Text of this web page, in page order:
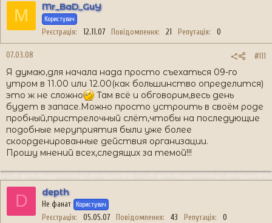
M Mr_BaD_GuY
Користувач
Реєстрація 12.11.07 Повідомлення 21 Репутація 0
07.03.08 #111
Я думаю,для начала нада просто съехаться 09-го
утром в 11.00 или 12.00(как большинство определится)
это ж не сложно
Там всё и обговорим,весь день
будет в запасе.Можно просто устроить в своём роде
пробный,пристрелочный слёт,чтобы на последующие
подобные меруприятия были уже более
скоорденированные действия организации.
Прошу мнений всех,следящих за темой!!!
D depth
Не фанат Користувач
Реєстрація 05.05.07 Повідомлення 43 Репутація 0